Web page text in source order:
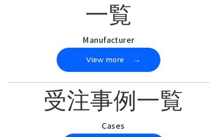
一覧
Manufacturer
View more →
受注事例一覧
Cases